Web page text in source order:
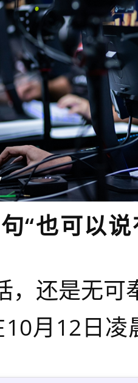
“也可以
，还是无可
10月12日